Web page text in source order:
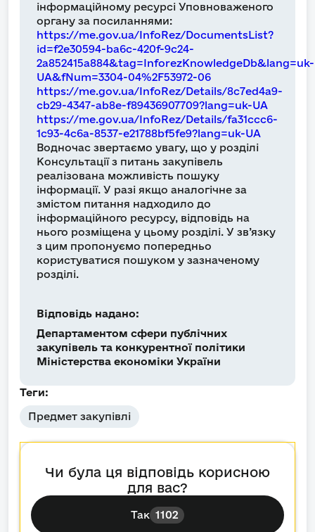
інформаційному ресурсі Уповноваженого
органу за посиланнями:
https://me.gov.ua/InfoRez/DocumentsList?
id=f2e30594-ba6c-420f-9c24-
2a852415a884&tag=InforezKnowledgeDb&lang=uk-
UA&fNum=3304-04%2F53972-06
https://me.gov.ua/InfoRez/Details/8c7ed4a9-
cb29-4347-ab8e-f89436907709?lang=uk-UA
https://me.gov.ua/InfoRez/Details/fa31ccc6-
1c93-4c6a-8537-e21788bf5fe9?lang=uk-UA
Водночас звертаємо увагу, що у розділі
Консультації з питань закупівель
реалізована можливість пошуку
інформації. У разі якщо аналогічне за
змістом питання надходило до
інформаційного ресурсу, відповідь на
нього розміщена у цьому розділі. У зв’язку
з цим пропонуємо попередньо
користуватися пошуком у зазначеному
розділі.
Відповідь надано:
Департаментом сфери публічних
закупівель та конкурентної політики
Міністерства економіки України
Теги:
Предмет закупівлі
Чи була ця відповідь корисною
для вас?
Так 1102